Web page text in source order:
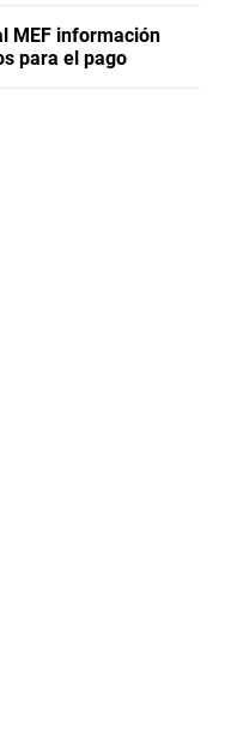
MEF información
para el pago